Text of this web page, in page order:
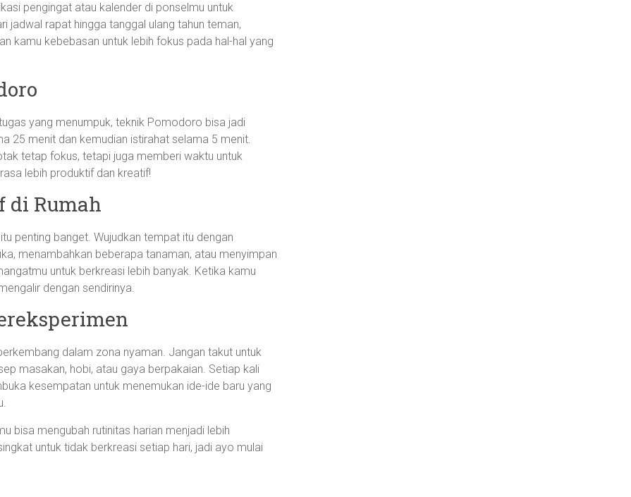
pengingat atau kalender di ponselmu untuk
jadwal rapat hingga tanggal ulang tahun teman,
kamu kebebasan untuk lebih fokus pada hal-hal yang
yang menumpuk, teknik Pomodoro bisa jadi
25 menit dan kemudian istirahat selama 5 menit.
tetap fokus, tetapi juga memberi waktu untuk
lebih produktif dan kreatif!
di Rumah
penting banget. Wujudkan tempat itu dengan
menambahkan beberapa tanaman, atau menyimpan
untuk berkreasi lebih banyak. Ketika kamu
dengan sendirinya.
dalam zona nyaman. Jangan takut untuk
masakan, hobi, atau gaya berpakaian. Setiap kali
kesempatan untuk menemukan ide-ide baru yang
bisa mengubah rutinitas harian menjadi lebih
untuk tidak berkreasi setiap hari, jadi ayo mulai